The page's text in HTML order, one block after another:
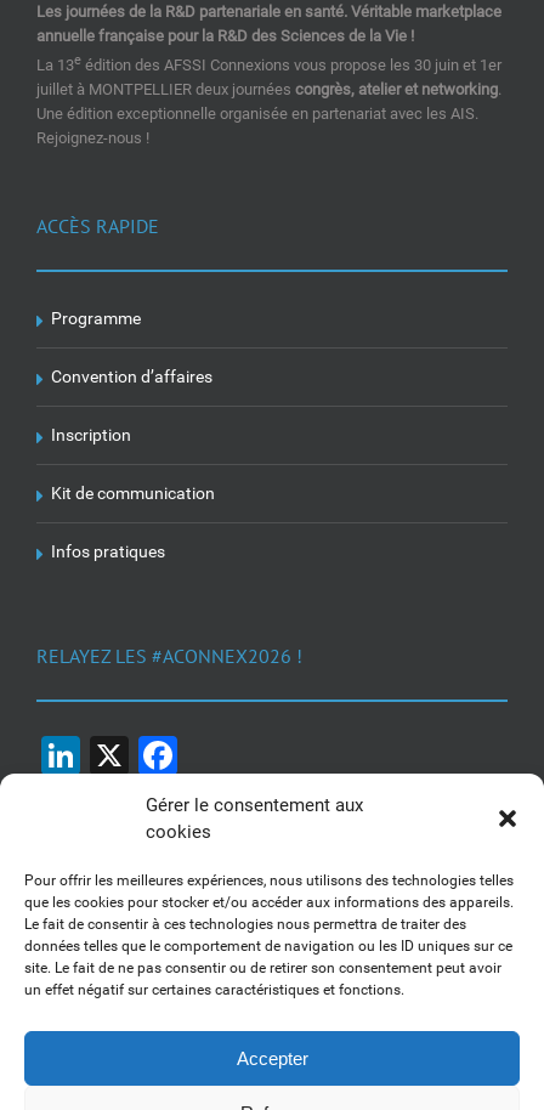
Gérer le consentement aux
cookies
Pour offrir les meilleures expériences, nous utilisons des technologies telles
que les cookies pour stocker et/ou accéder aux informations des appareils.
Le fait de consentir à ces technologies nous permettra de traiter des
données telles que le comportement de navigation ou les ID uniques sur ce
site. Le fait de ne pas consentir ou de retirer son consentement peut avoir
un effet négatif sur certaines caractéristiques et fonctions.
Accepter
Les journées de la R&D partenariale en santé. Véritable marketplace
annuelle française pour la R&D des Sciences de la Vie !
La 13e édition des AFSSI Connexions vous propose les 30 juin et 1er
juillet à MONTPELLIER deux journées congrès, atelier et networking.
Une édition exceptionnelle organisée en partenariat avec les AIS.
Rejoignez-nous !
ACCÈS RAPIDE
Programme
Convention d’affaires
Inscription
Kit de communication
Infos pratiques
RELAYEZ LES #ACONNEX2026 !
LinkedIn
X
1, 2, 3... Buzzez !
Découvrez nos kits communication